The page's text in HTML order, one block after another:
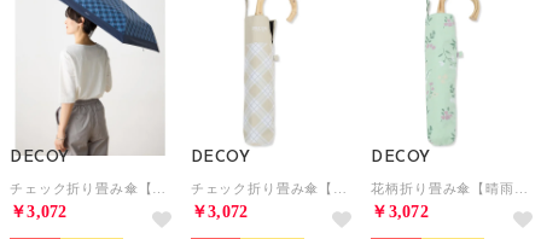
DECOY
￥3,072
DECOY
￥3,072
DECOY
￥3,072